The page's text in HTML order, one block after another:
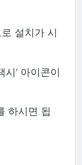
설치가 시
시' 아이콘이
하시면 됩